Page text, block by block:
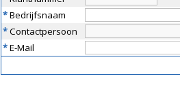
*Bedrijfsnaam
*Contactpersoon
*E-Mail